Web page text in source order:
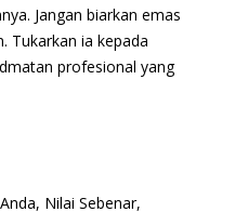
Jangan biarkan emas
Tukarkan ia kepada
profesional yang
Nilai Sebenar,